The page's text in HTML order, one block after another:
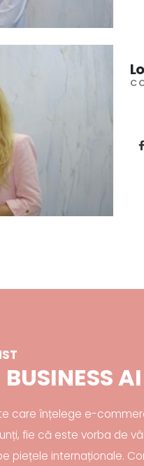
AI
care înțelege e-
fie că este vorba de
piețele internaționale.